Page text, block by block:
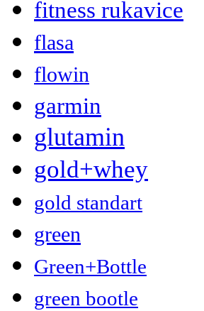
fitness rukavice
flasa
flowin
garmin
glutamin
gold+whey
gold standart
green
Green+Bottle
green bootle